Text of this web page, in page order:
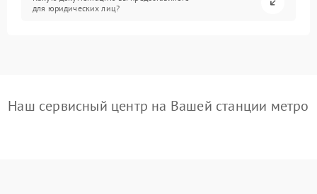
для юридических лиц?
Наш сервисный центр на Вашей станции метро